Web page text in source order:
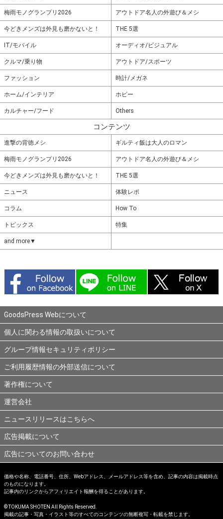
梅雨モノグランプリ2026 アウトドア名人の外遊び＆メシ
今どきメンズは外見も磨かないと！ THE 5選
IT/モバイル オーディオ/ビジュアル
クルマ/乗り物 アウトドア/スポーツ
ファッション 時計/メガネ
ホーム/インテリア ホビー
カルチャー/フード Others
コンテンツ
進撃の背徳メシ ギルティ飯は大人のロマン
梅雨モノグランプリ2026 アウトドア名人の外遊び＆メシ
今どきメンズは外見も磨かないと！ THE 5選
ニュース 体験レポ
コラム How To
トピックス 特集
and more▼
GoodsPress Webについて
個人に関わる情報の取扱いについて
グループ情報セキュリティポリシー
ご利用履歴情報の外部送信について
著作権について
運営会社
ニュースリリースはこちらへ
広告掲載について
広告についてのお問い合わせ
価格や名称、電話番号、住所、Webアドレス、メールアドレス等を含め、記事の内容は掲載時点
のものになります。
記事内のリンクからアフィリエイト報酬を得ることがあります。
© TOKUMA SHOTEN All Rights Reserved.
掲載の記事・写真・イラスト等のすべてのコンテンツの無断複写・転載を禁じます。